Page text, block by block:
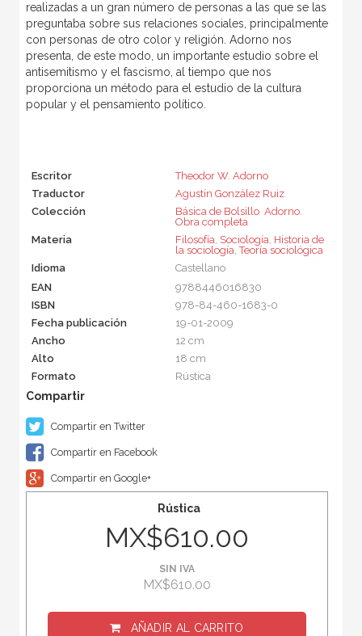
realizadas a un gran número de personas a las que se las
preguntaba sobre sus relaciones sociales, principalmente
con personas de otro color y religión. Adorno nos
presenta, de este modo, un importante estudio sobre el
antisemitismo y el fascismo, al tiempo que nos
proporciona un método para el estudio de la cultura
popular y el pensamiento político.
Escritor
Theodor W. Adorno
Traductor
Agustín González Ruiz
Colección
Básica de Bolsillo  Adorno.
Obra completa
Materia
Filosofía, Sociología, Historia de
la sociología,Teoría sociológica
Idioma
Castellano
EAN
9788446016830
ISBN
978-84-460-1683-0
Fecha publicación
19-01-2009
Ancho
12 cm
Alto
18 cm
Formato
Rústica
Compartir en Twitter
Compartir en Facebook
Compartir en Google+
Rústica
MX$610.00
SIN IVA
MX$610.00
AÑADIR AL CARRITO